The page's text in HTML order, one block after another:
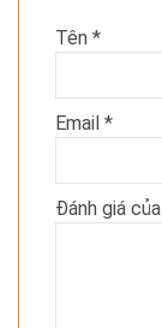
Tên *
Email *
Đánh giá